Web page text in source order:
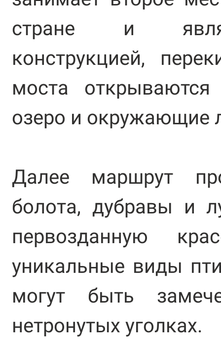
стране и
конструкцией,
моста
озеро и окружающие
Далее маршрут
болота, дубравы и
первозданную
уникальные виды
могут быть
нетронутых уголках.